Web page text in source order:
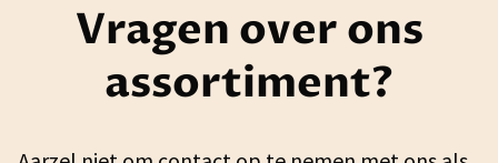
Vragen over ons
assortiment?